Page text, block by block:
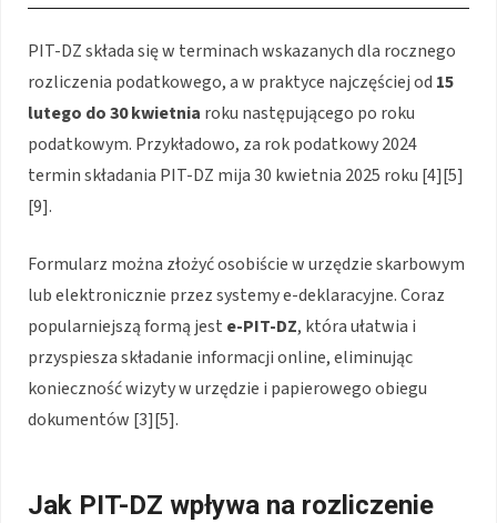
PIT-DZ składa się w terminach wskazanych dla rocznego
rozliczenia podatkowego, a w praktyce najczęściej od 15
lutego do 30 kwietnia roku następującego po roku
podatkowym. Przykładowo, za rok podatkowy 2024
termin składania PIT-DZ mija 30 kwietnia 2025 roku [4][5]
[9].
Formularz można złożyć osobiście w urzędzie skarbowym
lub elektronicznie przez systemy e-deklaracyjne. Coraz
popularniejszą formą jest e-PIT-DZ, która ułatwia i
przyspiesza składanie informacji online, eliminując
konieczność wizyty w urzędzie i papierowego obiegu
dokumentów [3][5].
Jak PIT-DZ wpływa na rozliczenie